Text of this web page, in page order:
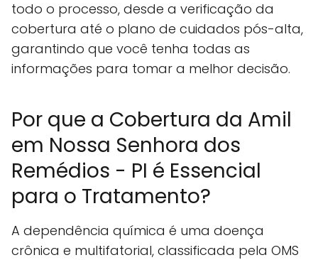
todo o processo, desde a verificação da
cobertura até o plano de cuidados pós-alta,
garantindo que você tenha todas as
informações para tomar a melhor decisão.
Por que a Cobertura da Amil
em Nossa Senhora dos
Remédios - PI é Essencial
para o Tratamento?
A dependência química é uma doença
crônica e multifatorial, classificada pela OMS